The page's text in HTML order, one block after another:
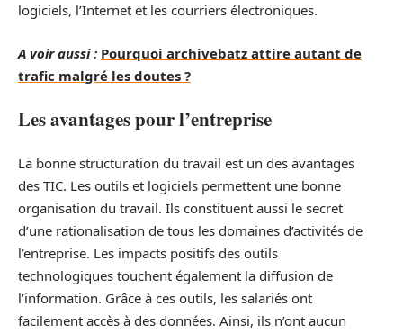
logiciels, l’Internet et les courriers électroniques.
A voir aussi : Pourquoi archivebatz attire autant de
trafic malgré les doutes ?
Les avantages pour l’entreprise
La bonne structuration du travail est un des avantages
des TIC. Les outils et logiciels permettent une bonne
organisation du travail. Ils constituent aussi le secret
d’une rationalisation de tous les domaines d’activités de
l’entreprise. Les impacts positifs des outils
technologiques touchent également la diffusion de
l’information. Grâce à ces outils, les salariés ont
facilement accès à des données. Ainsi, ils n’ont aucun